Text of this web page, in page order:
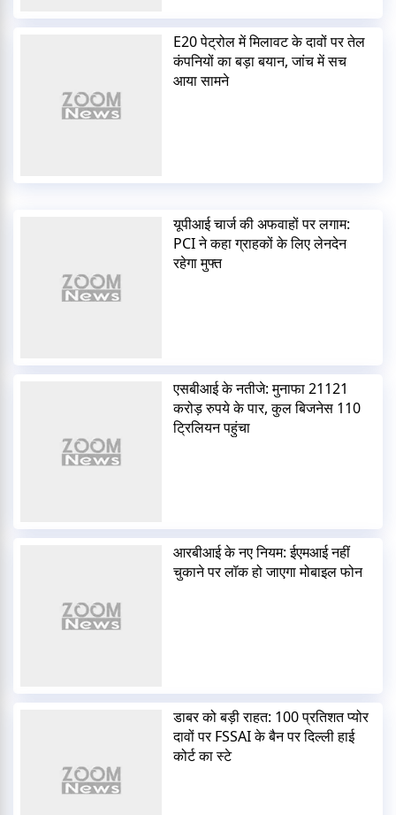
E20 पेट्रोल में मिलावट के दावों पर तेल
कंपनियों का बड़ा बयान, जांच में सच
आया सामने
यूपीआई चार्ज की अफवाहों पर लगाम:
PCI ने कहा ग्राहकों के लिए लेनदेन
रहेगा मुफ्त
एसबीआई के नतीजे: मुनाफा 21121
करोड़ रुपये के पार, कुल बिजनेस 110
ट्रिलियन पहुंचा
आरबीआई के नए नियम: ईएमआई नहीं
चुकाने पर लॉक हो जाएगा मोबाइल फोन
डाबर को बड़ी राहत: 100 प्रतिशत प्योर
दावों पर FSSAI के बैन पर दिल्ली हाई
कोर्ट का स्टे